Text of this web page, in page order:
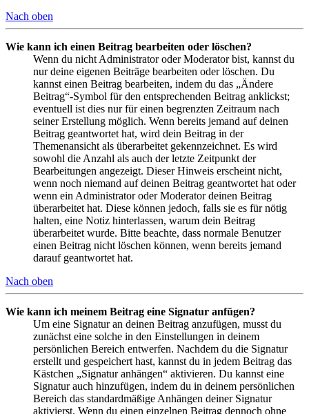
Nach oben
Wie kann ich einen Beitrag bearbeiten oder löschen?
Wenn du nicht Administrator oder Moderator bist, kannst du
nur deine eigenen Beiträge bearbeiten oder löschen. Du
kannst einen Beitrag bearbeiten, indem du das „Ändere
Beitrag“-Symbol für den entsprechenden Beitrag anklickst;
eventuell ist dies nur für einen begrenzten Zeitraum nach
seiner Erstellung möglich. Wenn bereits jemand auf deinen
Beitrag geantwortet hat, wird dein Beitrag in der
Themenansicht als überarbeitet gekennzeichnet. Es wird
sowohl die Anzahl als auch der letzte Zeitpunkt der
Bearbeitungen angezeigt. Dieser Hinweis erscheint nicht,
wenn noch niemand auf deinen Beitrag geantwortet hat oder
wenn ein Administrator oder Moderator deinen Beitrag
überarbeitet hat. Diese können jedoch, falls sie es für nötig
halten, eine Notiz hinterlassen, warum dein Beitrag
überarbeitet wurde. Bitte beachte, dass normale Benutzer
einen Beitrag nicht löschen können, wenn bereits jemand
darauf geantwortet hat.
Nach oben
Wie kann ich meinem Beitrag eine Signatur anfügen?
Um eine Signatur an deinen Beitrag anzufügen, musst du
zunächst eine solche in den Einstellungen in deinem
persönlichen Bereich entwerfen. Nachdem du die Signatur
erstellt und gespeichert hast, kannst du in jedem Beitrag das
Kästchen „Signatur anhängen“ aktivieren. Du kannst eine
Signatur auch hinzufügen, indem du in deinem persönlichen
Bereich das standardmäßige Anhängen deiner Signatur
aktivierst. Wenn du einen einzelnen Beitrag dennoch ohne